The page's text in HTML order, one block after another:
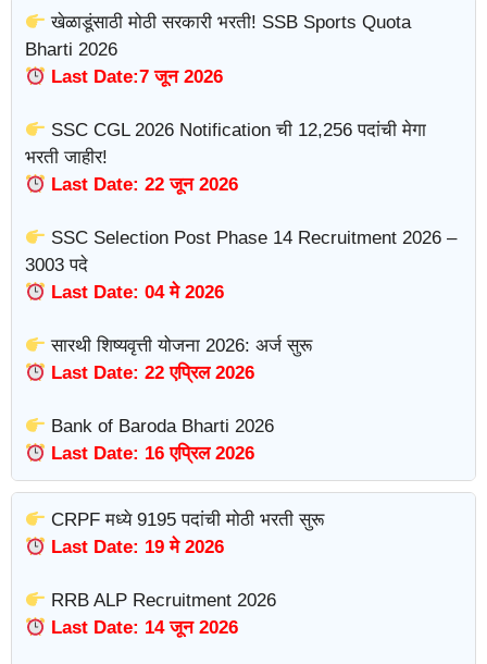
खेळाडूंसाठी मोठी सरकारी भरती! SSB Sports Quota
Bharti 2026
Last Date:7 जून 2026
SSC CGL 2026 Notification ची 12,256 पदांची मेगा
भरती जाहीर!
Last Date: 22 जून 2026
SSC Selection Post Phase 14 Recruitment 2026 –
3003 पदे
Last Date: 04 मे 2026
सारथी शिष्यवृत्ती योजना 2026: अर्ज सुरू
Last Date: 22 एप्रिल 2026
Bank of Baroda Bharti 2026
Last Date: 16 एप्रिल 2026
CRPF मध्ये 9195 पदांची मोठी भरती सुरू
Last Date: 19 मे 2026
RRB ALP Recruitment 2026
Last Date: 14 जून 2026